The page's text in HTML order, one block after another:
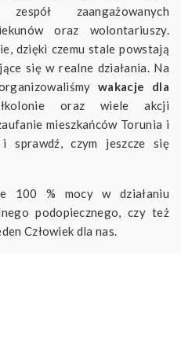
zaangażowanych
oraz wolontariuszy.
dzięki czemu stale powstają
się w realne działania. Na
wakacje dla
oraz wiele akcji
mieszkańców Torunia i
czym jeszcze się
100 % mocy w działaniu
podopiecznego, czy też
Człowiek dla nas.